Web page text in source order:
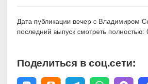
Дата публикации вечер с Владимиром
последний выпуск смотреть полностью:
Поделиться в соц.сети: